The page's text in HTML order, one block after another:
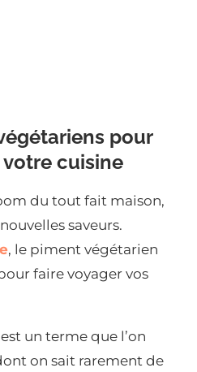
pour
cuisine
du tout fait maison,
saveurs.
, le piment végétarien
faire voyager vos
un terme que l’on
on sait rarement de